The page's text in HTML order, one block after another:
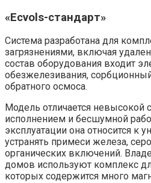
«Ecvols-стандарт»
Система разработана для
загрязнениями, включая
состав оборудования входит
обезжелезивания,
обратного осмоса.
Модель отличается
исполнением и бесшумной
эксплуатации она относится к
устранять примеси железа,
органических включений.
домов используют комплекс
которых содержится много